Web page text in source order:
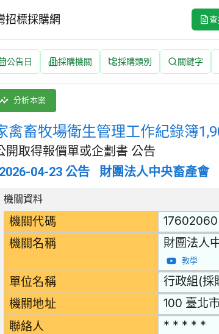
招標採購網
公告日 採購機關 採購類別 關鍵字
畜牧場衛生管理工作紀錄簿1,900本暨動物運輸
類別：財物類 紙漿,紙及紙產品;印刷品及相關
分析本案
禽畜牧場衛生管理工作紀錄簿
開取得報價單或企劃書 公告
2026-04-23 公告 財團法人中央畜產會
招標公告詳細內容
機關資料
機關代碼 17602060
機關名稱 財團法人
教學
單位名稱 行政組(採
機關地址 100 臺北
聯絡人 * * * * *